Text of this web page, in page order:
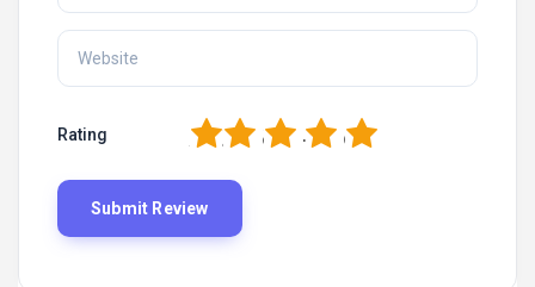
Rating 5
4
3
2